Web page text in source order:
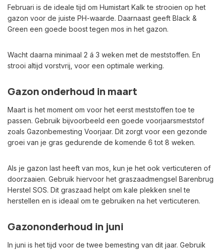
Februari is de ideale tijd om Humistart Kalk te strooien op het
gazon voor de juiste PH-waarde. Daarnaast geeft Black &
Green een goede boost tegen mos in het gazon.
Wacht daarna minimaal 2 á 3 weken met de meststoffen. En
strooi altijd vorstvrij, voor een optimale werking.
Gazon onderhoud in maart
Maart is het moment om voor het eerst meststoffen toe te
passen. Gebruik bijvoorbeeld een goede voorjaarsmeststof
zoals Gazonbemesting Voorjaar. Dit zorgt voor een gezonde
groei van je gras gedurende de komende 6 tot 8 weken.
Als je gazon last heeft van mos, kun je het ook verticuteren of
doorzaaien. Gebruik hiervoor het graszaadmengsel Barenbrug
Herstel SOS. Dit graszaad helpt om kale plekken snel te
herstellen en is ideaal om te gebruiken na het verticuteren.
Gazononderhoud in juni
In juni is het tijd voor de twee bemesting van dit jaar. Gebruik